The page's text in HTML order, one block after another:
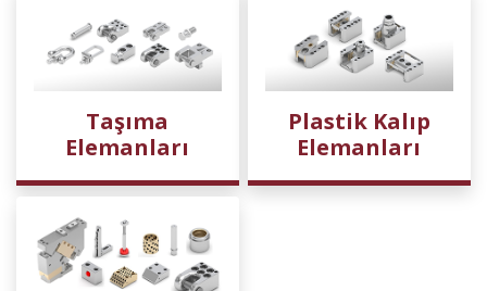
Taşıma
Elemanları
Plastik Kalıp
Elemanları